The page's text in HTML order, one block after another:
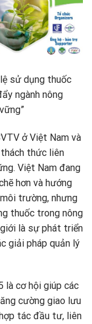
sử dụng thuốc
ngành nông
ở Việt Nam và
thức liên
Việt Nam đang
hơn và hướng
trường, nhưng
thuốc trong nông
là sự phát triển
giải pháp quản lý
là cơ hội giúp các
cường giao lưu
tác đầu tư, liên